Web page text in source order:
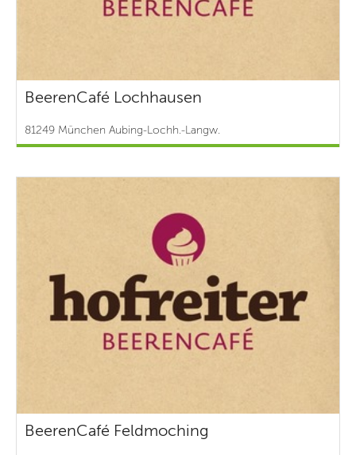
BeerenCafé Lochhausen
81249 München Aubing-Lochh.-Langw.
BeerenCafé Feldmoching